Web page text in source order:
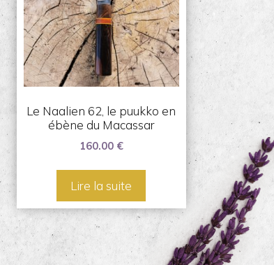
Le Naalien 62, le puukko en
ébène du Macassar
160.00 €
Lire la suite